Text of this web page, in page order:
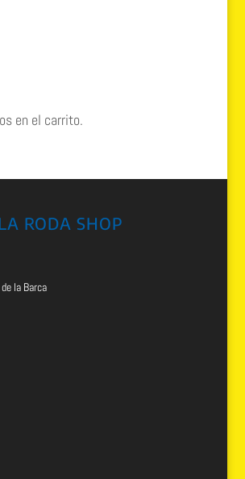
en el carrito.
RODA SHOP
la Barca